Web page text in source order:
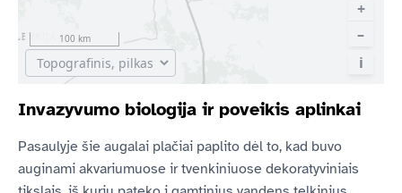
Invazyvumo biologija ir poveikis aplinkai
Pasaulyje šie augalai plačiai paplito dėl to, kad buvo
auginami akvariumuose ir tvenkiniuose dekoratyviniais